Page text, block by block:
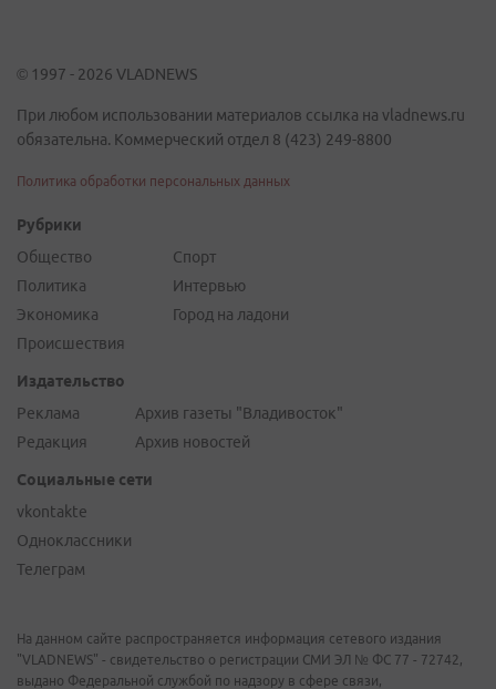
© 1997 - 2026 VLADNEWS
При любом использовании материалов ссылка на vladnews.ru
обязательна. Коммерческий отдел 8 (423) 249-8800
Политика обработки персональных данных
Рубрики
Общество
Политика
Экономика
Происшествия
Спорт
Интервью
Город на ладони
Издательство
Реклама
Редакция
Архив газеты "Владивосток"
Архив новостей
Социальные сети
vkontakte
Одноклассники
Телеграм
На данном сайте распространяется информация сетевого издания
"VLADNEWS" - свидетельство о регистрации СМИ ЭЛ № ФС 77 - 72742,
выдано Федеральной службой по надзору в сфере связи,